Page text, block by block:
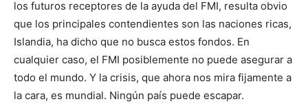
los futuros receptores de la ayuda del FMI, resulta obvio
que los principales contendientes son las naciones ricas,
Islandia, ha dicho que no busca estos fondos. En
cualquier caso, el FMI posiblemente no puede asegurar a
todo el mundo. Y la crisis, que ahora nos mira fijamente a
la cara, es mundial. Ningún país puede escapar.